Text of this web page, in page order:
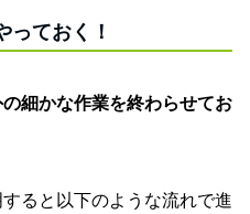
っておく！
細かな作業を終わらせてお
ると以下のような流れで進